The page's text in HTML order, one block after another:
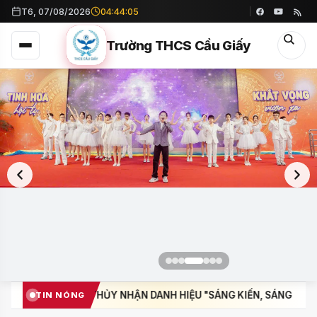
T6, 07/08/2026 04:44:07
Trường THCS Cầu Giấy
TIN NÓNG
HIỆU "SÁNG KIẾN, SÁNG TẠO TRONG CNVCLĐ THỦ ĐÔ"